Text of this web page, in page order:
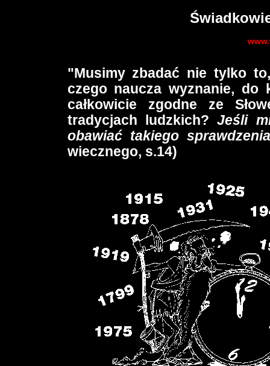
"Musimy zbadać nie tylko
czego naucza wyznanie, do
całkowicie zgodne ze
tradycjach ludzkich?Jeśli
obawiać takiego sprawdzenia
wiecznego, s.14)